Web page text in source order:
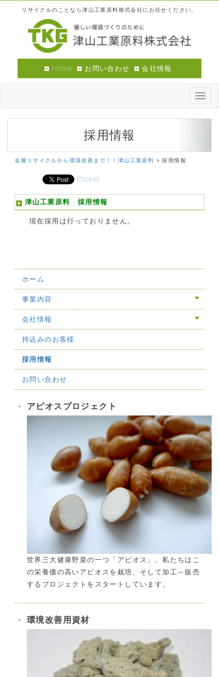
リサイクルのことなら津山工業原料株式会社にお任せください。
Home お問い合わせ 会社情報
採用情報
金属リサイクルから環境改善まで！！津山工業原料 >採用情報
Pocket
津山工業原料 採用情報
現在採用は行っておりません。
ホーム
事業内容
会社情報
持込みのお客様
採用情報
お問い合わせ
アピオスプロジェクト
世界三大健康野菜の一つ「アピオス」。私たちはこ
の栄養価の高いアピオスを栽培、そして加工～販売
するプロジェクトをスタートしています。
環境改善用資材